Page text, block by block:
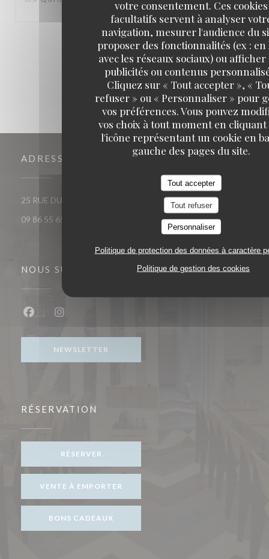
votre consentement. Ces cookies
facultatifs servent à analyser
navigation, mesurer l'audience du
proposer des fonctionnalités (ex : en
avec les réseaux sociaux) ou afficher
publicités ou contenus
Cliquez sur « Tout accepter », «
refuser » ou « Personnaliser » pour
vos préférences. Vous pouvez
vos choix à tout moment en
l'icône représentant un cookie en
gauche des pages du site.
Tout accepter
Tout refuser
Personnaliser
Politique de protection des données à caractère
Politique de gestion des cookies
1 2 3
ADRESSE
25 RUE DU ROI DE SICILE 75004 PARIS((ouvre une nouvelle
09 86 55 65 65
NOUS SUIVRE
NEWSLETTER
RÉSERVATION
RÉSERVER
VENTE À EMPORTER
BONS CADEAUX